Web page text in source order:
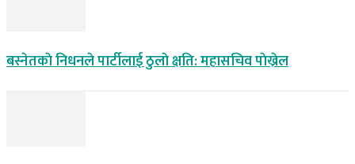
बस्नेतकाे निधनले पार्टीलाई ठुलाे क्षति: महासचिव पाेख्रेल